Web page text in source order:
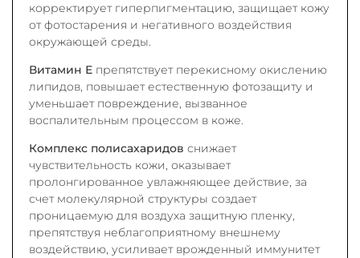
корректирует гиперпигментацию, защищает кожу
от фотостарения и негативного воздействия
окружающей среды.
Витамин Е препятствует перекисному окислению
липидов, повышает естественную фотозащиту и
уменьшает повреждение, вызванное
воспалительным процессом в коже.
Комплекс полисахаридов снижает
чувствительность кожи, оказывает
пролонгированное увлажняющее действие, за
счет молекулярной структуры создает
проницаемую для воздуха защитную пленку,
препятствуя неблагоприятному внешнему
воздействию, усиливает врожденный иммунитет